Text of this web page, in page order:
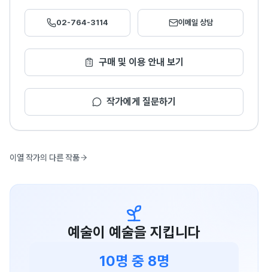
02-764-3114 이메일 상담
구매 및 이용 안내 보기
작가에게 질문하기
이열 작가의 다른 작품
예술이 예술을 지킵니다
10명 중 8명